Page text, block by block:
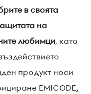
в своята
на
любимци, като
продукт носи
EMICODE,